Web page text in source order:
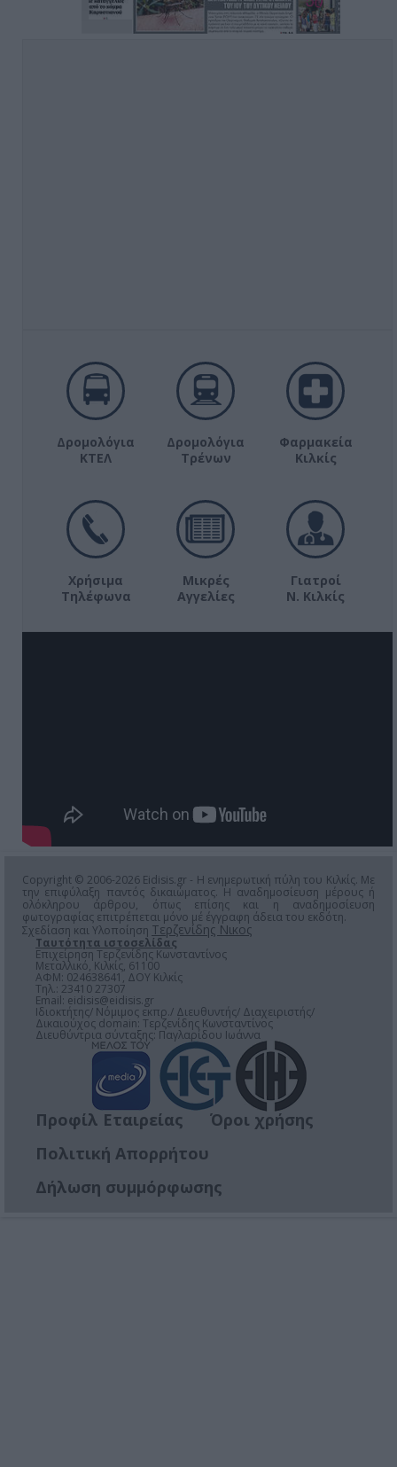
Δρομολόγια
ΚΤΕΛ
Δρομολόγια
Τρένων
Φαρμακεία
Κιλκίς
Χρήσιμα
Τηλέφωνα
Μικρές
Αγγελίες
Γιατροί
Ν. Κιλκίς
Copyright © 2006-2026 Eidisis.gr - Η ενημερωτική πύλη του Κιλκίς. Με
την επιφύλαξη παντός δικαιώματος. Η αναδημοσίευση μέρους ή
ολόκληρου άρθρου, όπως επίσης και η αναδημοσίευση
φωτογραφίας επιτρέπεται μόνο μέ έγγραφη άδεια του εκδότη.
Σχεδίαση και Υλοποίηση Τερζενίδης Νικος
Ταυτότητα ιστοσελίδας
Επιχείρηση Τερζενίδης Κωνσταντίνος
Μεταλλικό, Κιλκίς, 61100
ΑΦΜ: 024638641, ΔΟΥ Κιλκίς
Τηλ.: 23410 27307
Email: eidisis@eidisis.gr
Ιδιοκτήτης/ Νόμιμος εκπρ./ Διευθυντής/ Διαχειριστής/
Δικαιούχος domain: Τερζενίδης Κωνσταντίνος
Διευθύντρια σύνταξης: Παγλαρίδου Ιωάννα
Προφίλ Εταιρείας
Όροι χρήσης
Πολιτική Απορρήτου
Δήλωση συμμόρφωσης